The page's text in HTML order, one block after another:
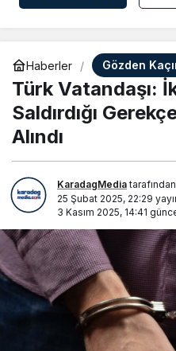
Haberler Gözden
Türk Vatandaşı:
Saldırdığı
Alındı
KaradagMedia
25 Şubat 2025, 22:29
3 Kasım 2025, 14:41